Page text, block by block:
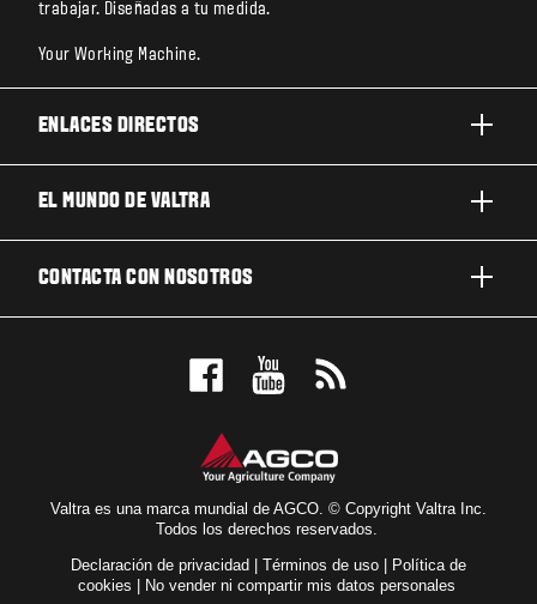
trabajar. Diseñadas a tu medida.
Your Working Machine.
ENLACES DIRECTOS
TECNOLOGÍA
EL MUNDO DE VALTRA
CONTACTA CON NOSOTROS
RESERVE UNA PRUEBA DE MANEJO
LOCALIZADOR DE CONCESIONARIOS
Valtra es una marca mundial de AGCO. © Copyright Valtra Inc.
Todos los derechos reservados.
Declaración de privacidad | Términos de uso | Política de
cookies | No vender ni compartir mis datos personales